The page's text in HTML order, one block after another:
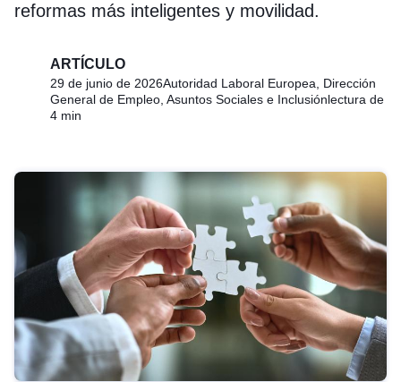
reformas más inteligentes y movilidad.
ARTÍCULO
29 de junio de 2026Autoridad Laboral Europea, Dirección
General de Empleo, Asuntos Sociales e Inclusiónlectura de
4 min